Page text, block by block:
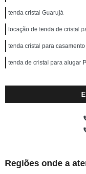
tenda cristal Guarujá
locação de tenda de cristal
tenda cristal para
tenda de cristal para alugar
Regiões onde a